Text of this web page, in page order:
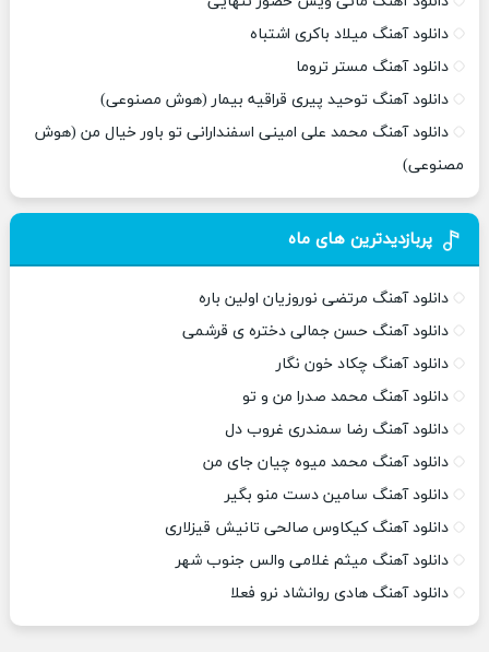
دانلود آهنگ میلاد باکری اشتباه
دانلود آهنگ مستر تروما
دانلود آهنگ توحید پیری قراقیه بیمار (هوش مصنوعی)
دانلود آهنگ محمد علی امینی اسفندارانی تو باور خیال من (هوش
مصنوعی)
پربازدیدترین های ماه
دانلود آهنگ مرتضی نوروزیان اولین باره
دانلود آهنگ حسن جمالی دختره ی قرشمی
دانلود آهنگ چکاد خون نگار
دانلود آهنگ محمد صدرا من و تو
دانلود آهنگ رضا سمندری غروب دل
دانلود آهنگ محمد میوه چیان جای من
دانلود آهنگ سامین دست منو بگیر
دانلود آهنگ کیکاوس صالحی تانیش قیزلاری
دانلود آهنگ میثم غلامی والس جنوب شهر
دانلود آهنگ هادی روانشاد نرو فعلا